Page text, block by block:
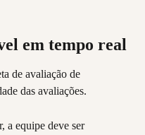
em tempo real
de avaliação de
das avaliações.
a equipe deve ser